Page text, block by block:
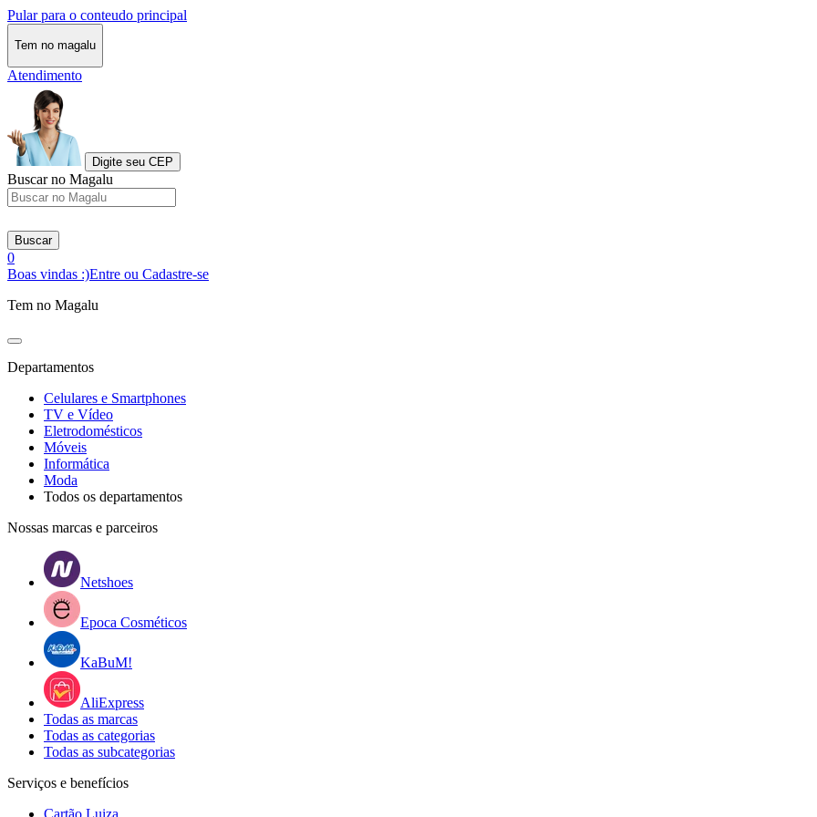
Pular para o conteudo principal
Tem no magalu
Atendimento
Digite seu CEP
Buscar no Magalu
Buscar
0
Boas vindas :)Entre ou Cadastre-se
Tem no Magalu
Departamentos
Celulares e Smartphones
TV e Vídeo
Eletrodomésticos
Móveis
Informática
Moda
Todos os departamentos
Nossas marcas e parceiros
Netshoes
Epoca Cosméticos
KaBuM!
AliExpress
Todas as marcas
Todas as categorias
Todas as subcategorias
Serviços e benefícios
Cartão Luiza